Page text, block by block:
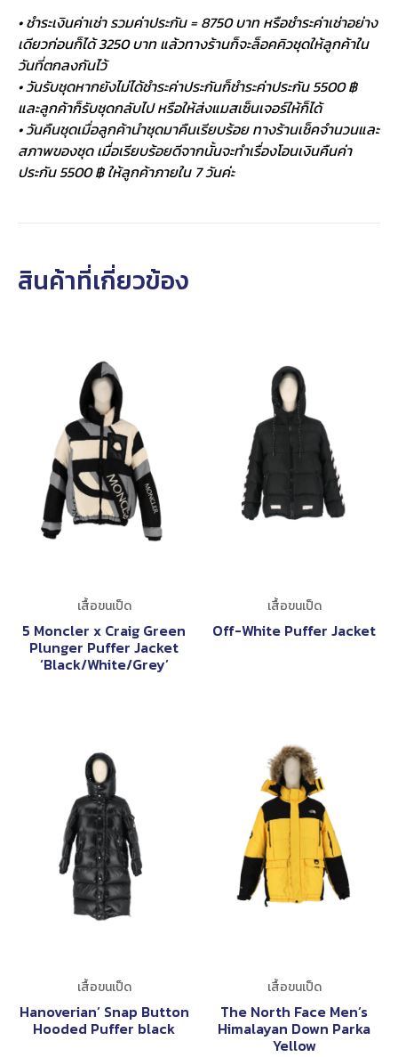
• ชำระเงินค่าเช่า รวมค่าประกัน = 8750 บาท หรือชำระค่าเช่าอย่าง
เดียวก่อนก็ได้ 3250 บาท แล้วทางร้านก็จะล็อคคิวชุดให้ลูกค้าใน
วันที่ตกลงกันไว้
• วันรับชุดหากยังไม่ได้ชำระค่าประกันก็ชำระค่าประกัน 5500 ฿
และลูกค้าก็รับชุดกลับไป หรือให้ส่งแมสเซ็นเจอร์ให้ก็ได้
• วันคืนชุดเมื่อลูกค้านำชุดมาคืนเรียบร้อย ทางร้านเช็คจำนวนและ
สภาพของชุด เมื่อเรียบร้อยดีจากนั้นจะทำเรื่องโอนเงินคืนค่า
ประกัน 5500 ฿ ให้ลูกค้าภายใน 7 วันค่ะ
สินค้าที่เกี่ยวข้อง
เสื้อขนเป็ด
5 Moncler x Craig Green
Plunger Puffer Jacket
‘Black/White/Grey’
เสื้อขนเป็ด
Off-White Puffer Jacket
เสื้อขนเป็ด
Hanoverian’ Snap Button
Hooded Puffer black
เสื้อขนเป็ด
The North Face Men’s
Himalayan Down Parka
Yellow